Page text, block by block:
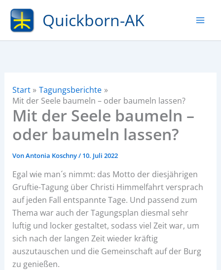
Zum
Inhalt
springen
Quickborn-AK
Start
Tagungsberichte
Mit der Seele baumeln – oder baumeln lassen?
Mit der Seele baumeln –
oder baumeln lassen?
VonAntonia Koschny/ 10. Juli 2022
Egal wie man´s nimmt: das Motto der diesjährigen
Gruftie-Tagung über Christi Himmelfahrt versprach
auf jeden Fall entspannte Tage. Und passend zum
Thema war auch der Tagungsplan diesmal sehr
luftig und locker gestaltet, sodass viel Zeit war, um
sich nach der langen Zeit wieder kräftig
auszutauschen und die Gemeinschaft auf der Burg
zu genießen.